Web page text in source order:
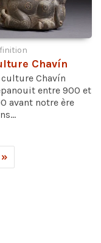
Chavín
culture Chavín
entre 900 et
avant notre ère